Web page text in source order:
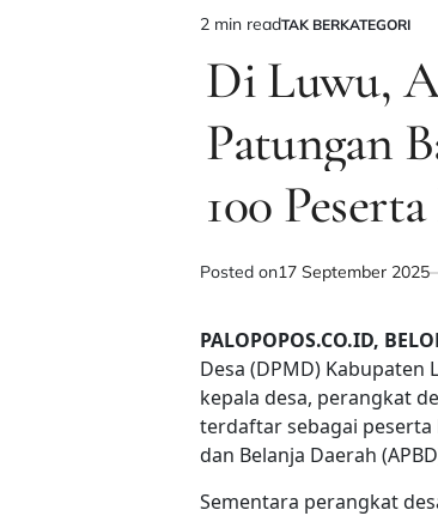
Estimated
read
time
2 min readPOSTED
TAK BERKATEGORI
Di Luwu,
Patungan
100
Posted on17 September 2025
PALOPOPOS.CO.ID,
Desa (DPMD)
kepala desa, perangkat
terdaftar sebagai peserta
dan Belanja Daerah
Sementara perangkat